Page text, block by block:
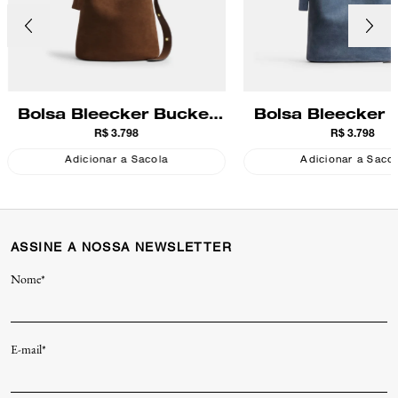
Bolsa Bleecker Bucket
Suede Coach
R$ 3.798
Adicionar a Sacola
Bolsa Bleecker
SuedeR$ 3.798
Adicionar a
ASSINE A NOSSA NEWSLETTER
Nome*
E-mail*